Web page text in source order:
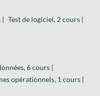
| Test de logiciel, 2 cours |
6 cours |
opérationnels, 1 cours |